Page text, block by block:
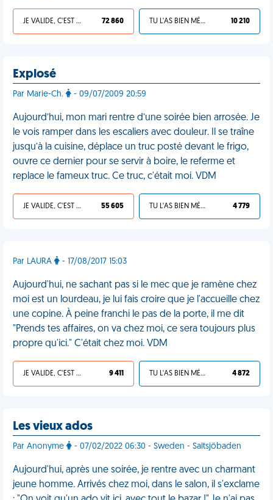
JE VALIDE, C'EST UNE VDM 72 860 TU L'AS BIEN MÉRITÉ 10 210
Explosé
Par Marie-Ch. - 09/07/2009 20:59
Aujourd’hui, mon mari rentre d’une soirée bien arrosée. Je
le vois ramper dans les escaliers avec douleur. Il se traîne
jusqu’à la cuisine, déplace un truc posté devant le frigo,
ouvre ce dernier pour se servir à boire, le referme et
replace le fameux truc. Ce truc, c'était moi. VDM
JE VALIDE, C'EST UNE VDM 55 605 TU L'AS BIEN MÉRITÉ 4 779
Par LAURA - 17/08/2017 15:03
Aujourd'hui, ne sachant pas si le mec que je ramène chez
moi est un lourdeau, je lui fais croire que je l'accueille chez
une copine. À peine franchi le pas de la porte, il me dit
"Prends tes affaires, on va chez moi, ce sera toujours plus
propre qu'ici." C'était chez moi. VDM
JE VALIDE, C'EST UNE VDM 9 411 TU L'AS BIEN MÉRITÉ 4 872
Les vieux ados
Par Anonyme - 07/02/2022 06:30 - Sweden - Saltsjöbaden
Aujourd'hui, après une soirée, je rentre avec un charmant
jeune homme. Arrivés chez moi, dans le salon, il s'exclame